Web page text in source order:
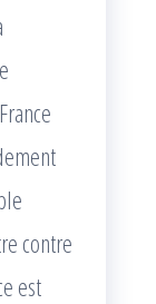
contre
est